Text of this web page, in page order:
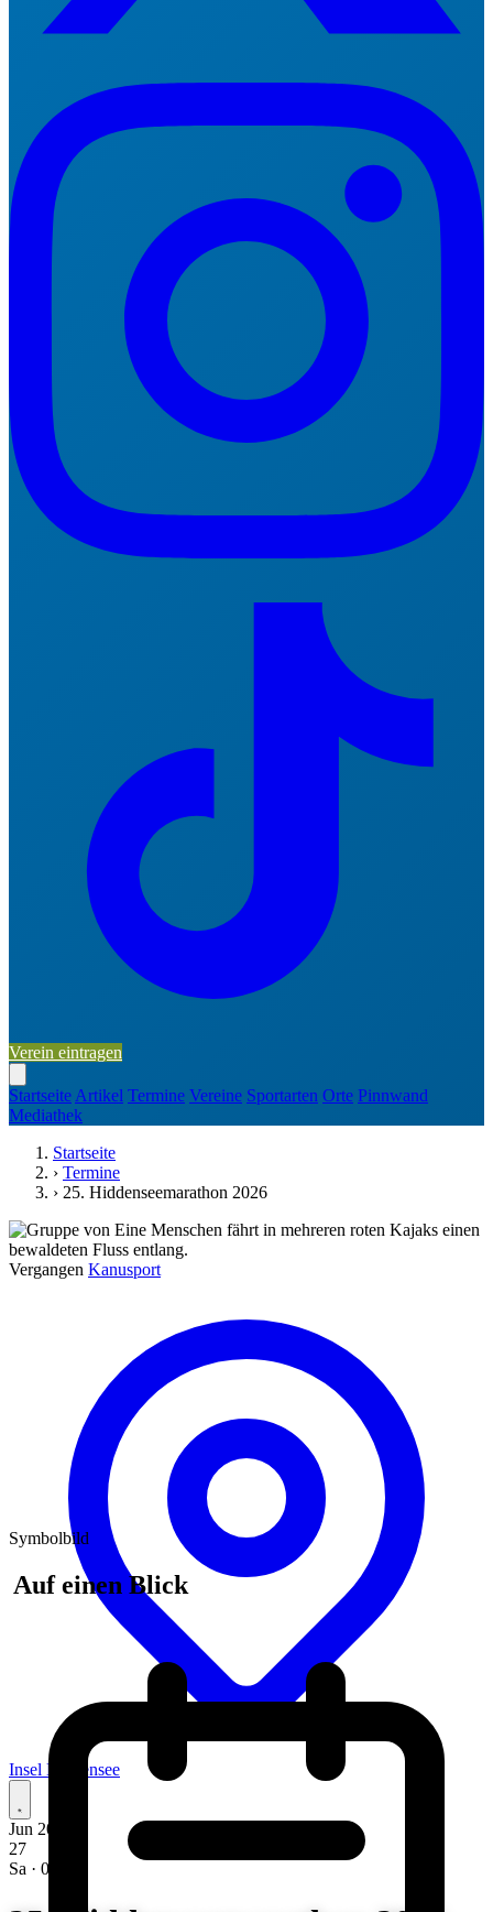
Verein eintragen
Startseite Artikel Termine Vereine Sportarten Orte Pinnwand
Mediathek
Startseite
› Termine
› 25. Hiddenseemarathon 2026
Vergangen Kanusport
Insel Hiddensee
Jun 2026
27
Sa · 05:30
Symbolbild
Auf einen Blick